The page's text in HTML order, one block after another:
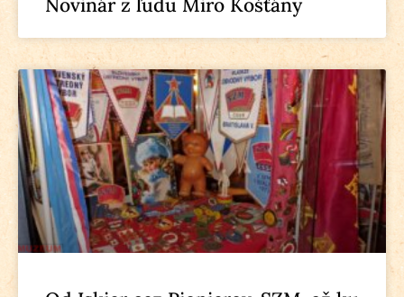
Novinár z ľudu Miro Košťány